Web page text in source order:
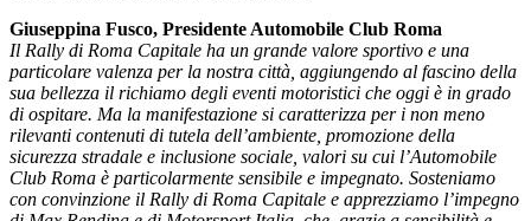
Giuseppina Fusco, Presidente Automobile Club Roma
Il Rally di Roma Capitale ha un grande valore sportivo e una
particolare valenza per la nostra città, aggiungendo al fascino della
sua bellezza il richiamo degli eventi motoristici che oggi è in grado
di ospitare. Ma la manifestazione si caratterizza per i non meno
rilevanti contenuti di tutela dell’ambiente, promozione della
sicurezza stradale e inclusione sociale, valori su cui l’Automobile
Club Roma è particolarmente sensibile e impegnato. Sosteniamo
con convinzione il Rally di Roma Capitale e apprezziamo l’impegno